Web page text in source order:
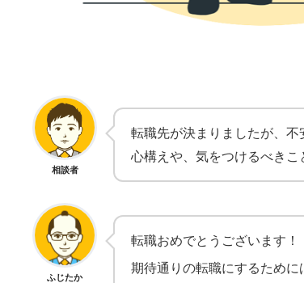
相談者
転職先が決まりましたが、不
心構えや、気をつけるべきこ
ふじたか
転職おめでとうございます！
期待通りの転職にするために